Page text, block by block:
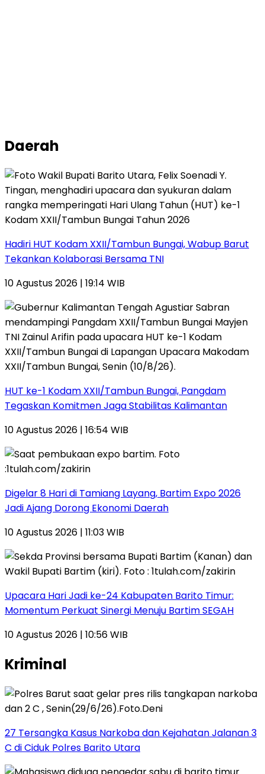
Daerah
Hadiri HUT Kodam XXII/Tambun Bungai, Wabup Barut
Tekankan Kolaborasi Bersama TNI
10 Agustus 2026 | 19:14 WIB
HUT ke-1 Kodam XXII/Tambun Bungai, Pangdam
Tegaskan Komitmen Jaga Stabilitas Kalimantan
10 Agustus 2026 | 16:54 WIB
Digelar 8 Hari di Tamiang Layang, Bartim Expo 2026
Jadi Ajang Dorong Ekonomi Daerah
10 Agustus 2026 | 11:03 WIB
Upacara Hari Jadi ke-24 Kabupaten Barito Timur:
Momentum Perkuat Sinergi Menuju Bartim SEGAH
10 Agustus 2026 | 10:56 WIB
Kriminal
27 Tersangka Kasus Narkoba dan Kejahatan Jalanan 3
C di Ciduk Polres Barito Utara